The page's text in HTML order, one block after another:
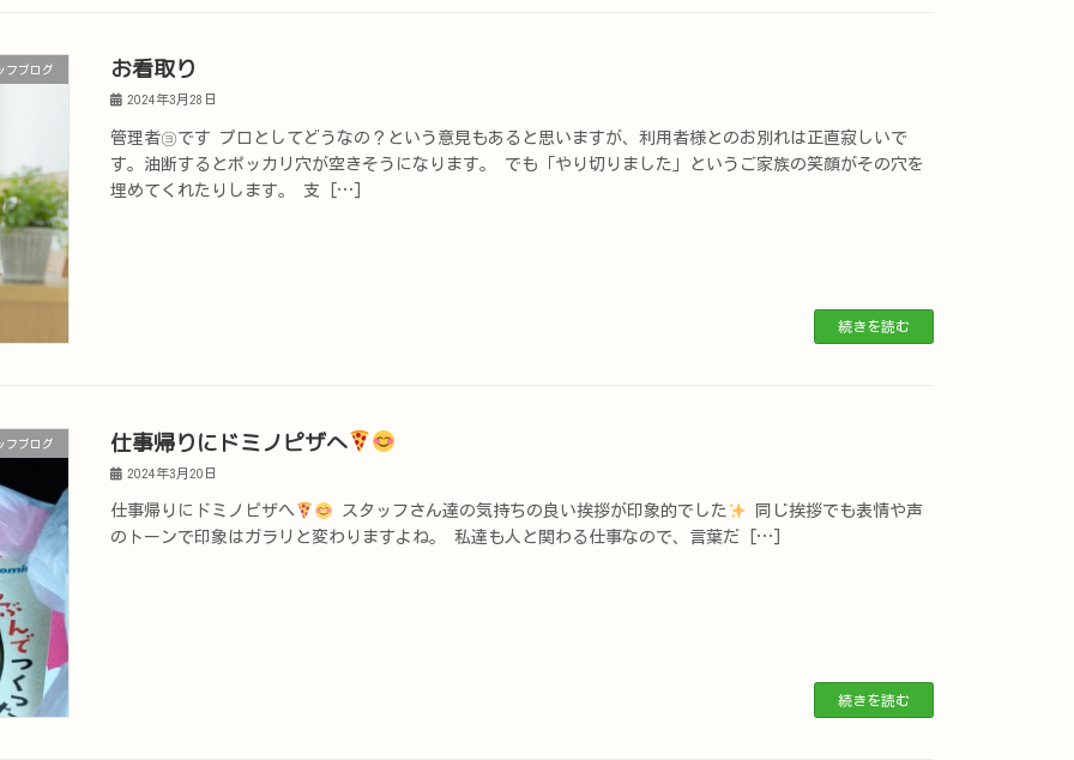
フブログ お看取り
2024年3月28日
管理者㋵です プロとしてどうなの？という意見もあると思いますが、利用者様とのお別れは正直寂しいで
す。油断するとポッカリ穴が空きそうになります。 でも「やり切りました」というご家族の笑顔がその穴を
埋めてくれたりします。 支 […]
続きを読む
フブログ 仕事帰りにドミノピザへ
2024年3月20日
仕事帰りにドミノピザへ スタッフさん達の気持ちの良い挨拶が印象的でした
同じ挨拶でも表情や声
のトーンで印象はガラリと変わりますよね。 私達も人と関わる仕事なので、言葉だ […]
続きを読む